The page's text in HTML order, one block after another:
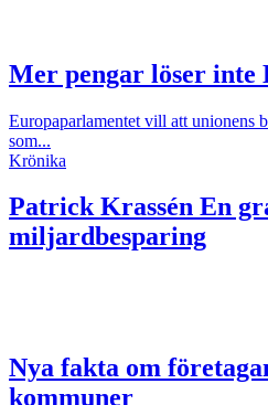
Mer pengar löser inte
Europaparlamentet vill att unionens
som...
Krönika
Patrick Krassén En
miljardbesparing
Nya fakta om
kommuner